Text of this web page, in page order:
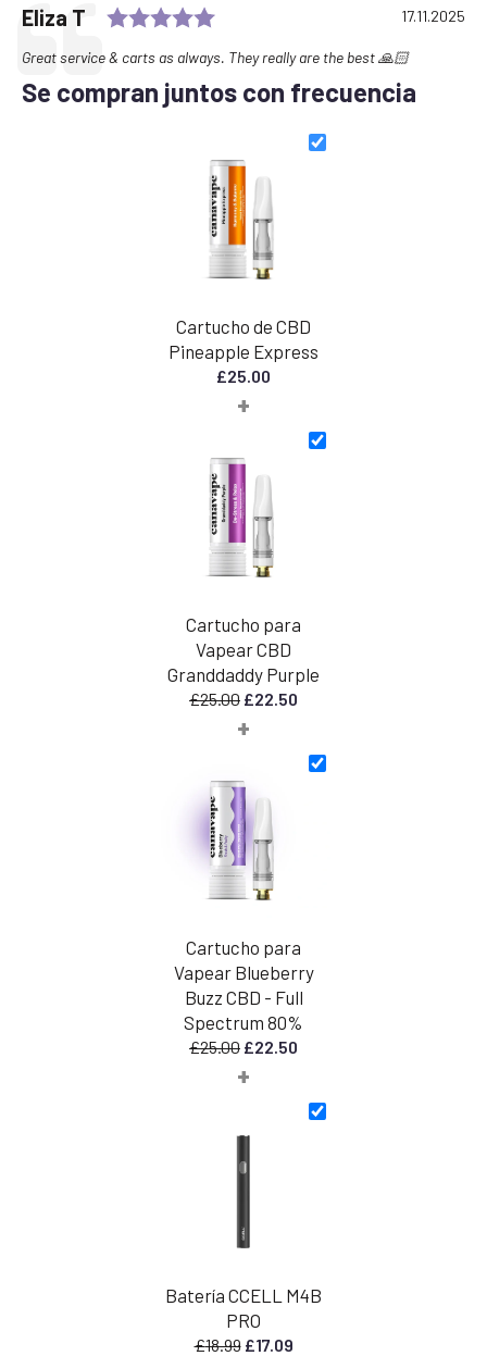
Testimonial
Author:
Eliza T Rating: 5.0 out of 5 stars
Date:
17.11.2025
Text:
Great service & carts as always. They really are the best 🙏🏻
Se compran juntos con frecuencia
Cartucho de CBD
Pineapple Express
£25.00
+
Cartucho para
Vapear CBD
Granddaddy Purple
£25.00 El
precio
£25.00.
£22.50
es:
+
Cartucho para
Vapear Blueberry
Buzz CBD - Full
Spectrum 80%
£25.00 El
precio
£25.00.
£22.50
es:
+
Batería CCELL M4B
PRO
£18.99 El
£17.09El